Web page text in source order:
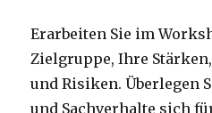
Erarbeiten Sie im
Zielgruppe, Ihre
und Risiken. Überlegen
und Sachverhalte sich